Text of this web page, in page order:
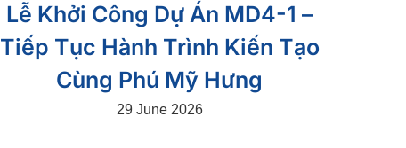
Lễ Khởi Công Dự Án MD4-1 –
Tiếp Tục Hành Trình Kiến Tạo
Cùng Phú Mỹ Hưng
29 June 2026